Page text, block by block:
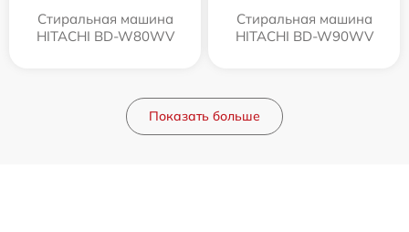
Стиральная машина
HITACHI BD-W80WV
Стиральная машина
HITACHI BD-W90WV
Показать больше